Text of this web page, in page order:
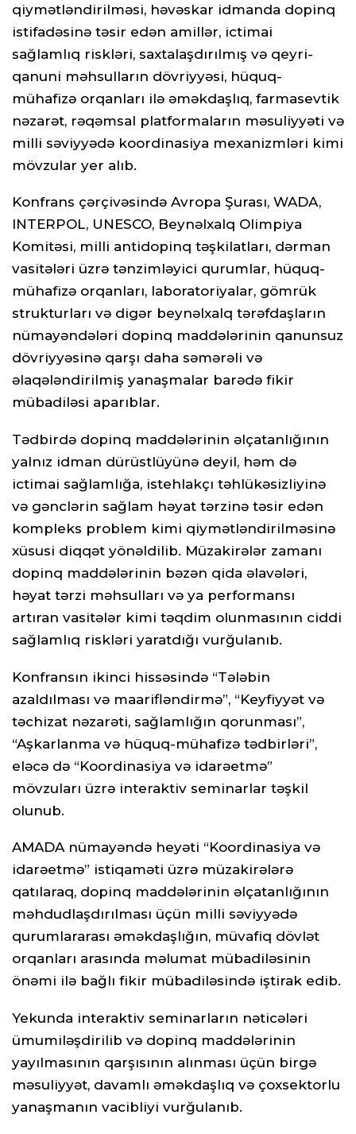
qiymətləndirilməsi, həvəskar idmanda dopinq
istifadəsinə təsir edən amillər, ictimai
sağlamlıq riskləri, saxtalaşdırılmış və qeyri-
qanuni məhsulların dövriyyəsi, hüquq-
mühafizə orqanları ilə əməkdaşlıq, farmasevtik
nəzarət, rəqəmsal platformaların məsuliyyəti və
milli səviyyədə koordinasiya mexanizmləri kimi
mövzular yer alıb.
Konfrans çərçivəsində Avropa Şurası, WADA,
INTERPOL, UNESCO, Beynəlxalq Olimpiya
Komitəsi, milli antidopinq təşkilatları, dərman
vasitələri üzrə tənzimləyici qurumlar, hüquq-
mühafizə orqanları, laboratoriyalar, gömrük
strukturları və digər beynəlxalq tərəfdaşların
nümayəndələri dopinq maddələrinin qanunsuz
dövriyyəsinə qarşı daha səmərəli və
əlaqələndirilmiş yanaşmalar barədə fikir
mübadiləsi aparıblar.
Tədbirdə dopinq maddələrinin əlçatanlığının
yalnız idman dürüstlüyünə deyil, həm də
ictimai sağlamlığa, istehlakçı təhlükəsizliyinə
və gənclərin sağlam həyat tərzinə təsir edən
kompleks problem kimi qiymətləndirilməsinə
xüsusi diqqət yönəldilib. Müzakirələr zamanı
dopinq maddələrinin bəzən qida əlavələri,
həyat tərzi məhsulları və ya performansı
artıran vasitələr kimi təqdim olunmasının ciddi
sağlamlıq riskləri yaratdığı vurğulanıb.
Konfransın ikinci hissəsində “Tələbin
azaldılması və maarifləndirmə”, “Keyfiyyət və
təchizat nəzarəti, sağlamlığın qorunması”,
“Aşkarlanma və hüquq-mühafizə tədbirləri”,
eləcə də “Koordinasiya və idarəetmə”
mövzuları üzrə interaktiv seminarlar təşkil
olunub.
AMADA nümayəndə heyəti “Koordinasiya və
idarəetmə” istiqaməti üzrə müzakirələrə
qatılaraq, dopinq maddələrinin əlçatanlığının
məhdudlaşdırılması üçün milli səviyyədə
qurumlararası əməkdaşlığın, müvafiq dövlət
orqanları arasında məlumat mübadiləsinin
önəmi ilə bağlı fikir mübadiləsində iştirak edib.
Yekunda interaktiv seminarların nəticələri
ümumiləşdirilib və dopinq maddələrinin
yayılmasının qarşısının alınması üçün birgə
məsuliyyət, davamlı əməkdaşlıq və çoxsektorlu
yanaşmanın vacibliyi vurğulanıb.